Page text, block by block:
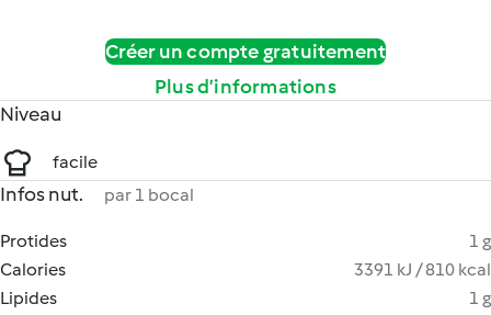
Créer un compte gratuitement
Plus d’informations
Niveau
facile
Infos nut. par 1 bocal
Protides
1 g
Calories
3391 kJ / 810 kcal
Lipides
1 g